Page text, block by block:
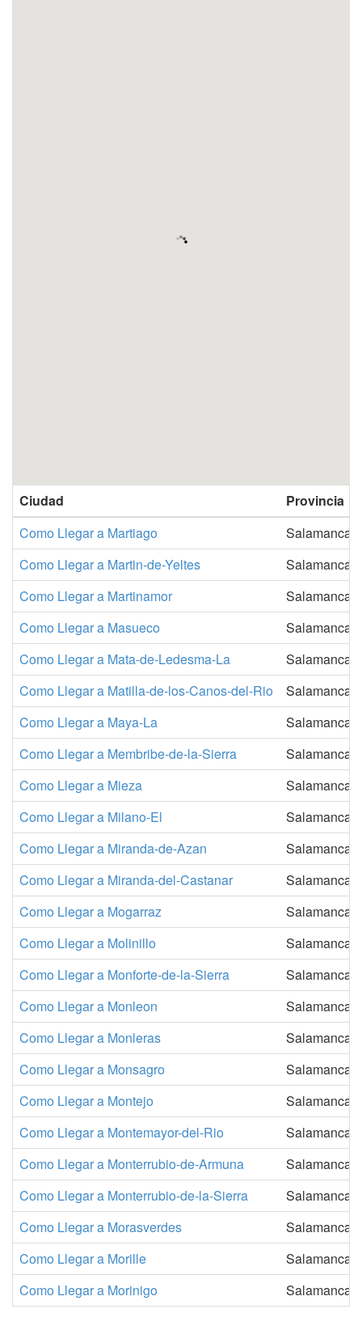
Ciudad
Provincia
Como Llegar a Martiago
Salamanca
Como Llegar a Martin-de-Yeltes
Salamanca
Como Llegar a Martinamor
Salamanca
Como Llegar a Masueco
Salamanca
Como Llegar a Mata-de-Ledesma-La
Salamanca
Como Llegar a Matilla-de-los-Canos-del-Rio
Salamanca
Como Llegar a Maya-La
Salamanca
Como Llegar a Membribe-de-la-Sierra
Salamanca
Como Llegar a Mieza
Salamanca
Como Llegar a Milano-El
Salamanca
Como Llegar a Miranda-de-Azan
Salamanca
Como Llegar a Miranda-del-Castanar
Salamanca
Como Llegar a Mogarraz
Salamanca
Como Llegar a Molinillo
Salamanca
Como Llegar a Monforte-de-la-Sierra
Salamanca
Como Llegar a Monleon
Salamanca
Como Llegar a Monleras
Salamanca
Como Llegar a Monsagro
Salamanca
Como Llegar a Montejo
Salamanca
Como Llegar a Montemayor-del-Rio
Salamanca
Como Llegar a Monterrubio-de-Armuna
Salamanca
Como Llegar a Monterrubio-de-la-Sierra
Salamanca
Como Llegar a Morasverdes
Salamanca
Como Llegar a Morille
Salamanca
Como Llegar a Morinigo
Salamanca